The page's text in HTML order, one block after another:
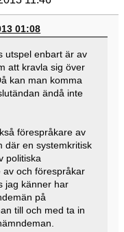
01:08
utspel enbart är av
att kravla sig över
kan man komma
ändå inte
förespråkare av
där en systemkritisk
politiska
av och förespråkar
jag känner har
på
till och med ta in